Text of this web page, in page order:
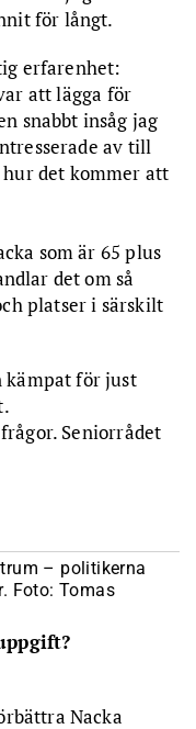
för långt.
erfarenhet:
att lägga för
snabbt insåg jag
av till
hur det kommer att
som är 65 plus
det om så
platser i särskilt
för just
Seniorrådet
– politikerna
Foto: Tomas
Nacka